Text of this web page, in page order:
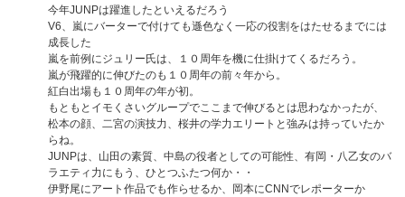
今年JUNPは躍進したといえるだろう
V6、嵐にバーターで付けても遜色なく一応の役割をはたせるまでには
成長した
嵐を前例にジュリー氏は、１０周年を機に仕掛けてくるだろう。
嵐が飛躍的に伸びたのも１０周年の前々年から。
紅白出場も１０周年の年が初。
もともとイモくさいグループでここまで伸びるとは思わなかったが、
松本の顔、二宮の演技力、桜井の学力エリートと強みは持っていたか
らね。
JUNPは、山田の素質、中島の役者としての可能性、有岡・八乙女のバ
ラエティ力にもう、ひとつふたつ何か・・
伊野尾にアート作品でも作らせるか、岡本にCNNでレポーターか